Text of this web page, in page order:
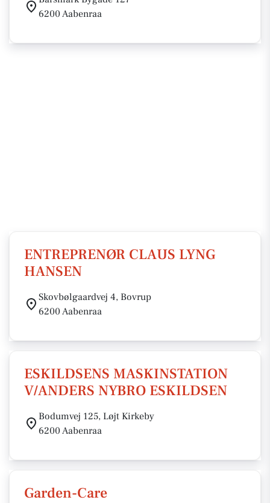
6200 Aabenraa
ENTREPRENØR CLAUS LYNG
HANSEN
Skovbølgaardvej 4, Bovrup
6200 Aabenraa
ESKILDSENS MASKINSTATION
V/ANDERS NYBRO ESKILDSEN
Bodumvej 125, Løjt Kirkeby
6200 Aabenraa
Garden-Care